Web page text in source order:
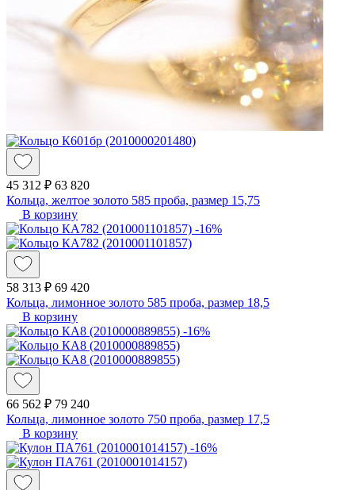
45 312 ₽ 63 820
Кольца, желтое золото 585 проба, размер 15,75
В корзину
-16%
58 313 ₽ 69 420
Кольца, лимонное золото 585 проба, размер 18,5
В корзину
-16%
66 562 ₽ 79 240
Кольца, лимонное золото 750 проба, размер 17,5
В корзину
-16%